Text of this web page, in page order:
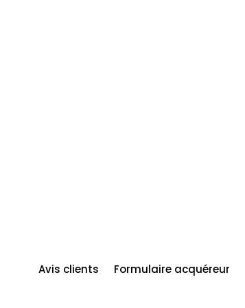
Avis clients Formulaire acquéreur